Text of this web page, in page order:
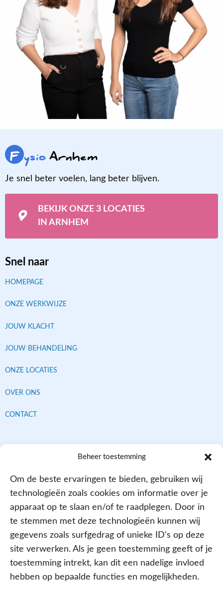
Beheer toestemming
Om de beste ervaringen te bieden, gebruiken wij
technologieën zoals cookies om informatie over je
apparaat op te slaan en/of te raadplegen. Door in
te stemmen met deze technologieën kunnen wij
gegevens zoals surfgedrag of unieke ID's op deze
site verwerken. Als je geen toestemming geeft of je
toestemming intrekt, kan dit een nadelige invloed
hebben op bepaalde functies en mogelijkheden.
F ysioArnhem
Je snel beter voelen, lang beter blijven.
BEKIJK ONZE 3 LOCATIES
IN ARNHEM
Snel naar
HOMEPAGE
ONZE WERKWIJZE
JOUW KLACHT
JOUW BEHANDELING
ONZE LOCATIES
OVER ONS
CONTACT
Contracten met alle verzekeraars
Aangesloten bij